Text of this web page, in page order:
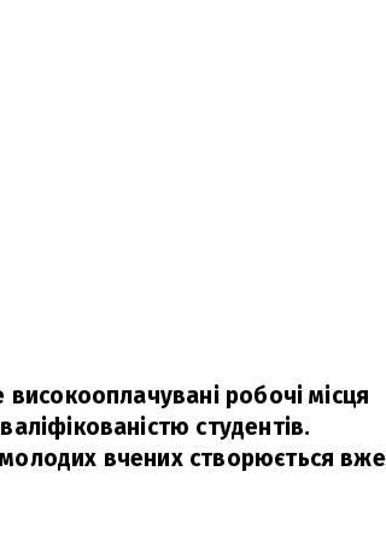
робочі місця
студентів.
вчених створюється вже